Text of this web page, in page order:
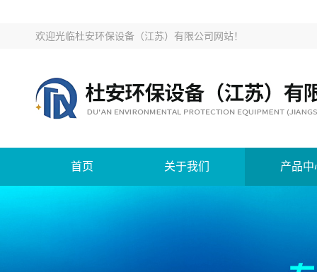
欢迎光临杜安环保设备（江苏）有限公司网站！
首页 关于我们 产品中